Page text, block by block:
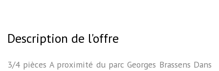
Description de l'offre
3/4 pièces A proximité du parc Georges Brassens Dans